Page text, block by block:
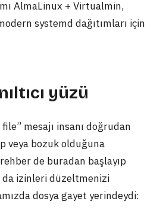
AlmaLinux + Virtualmin,
systemd dağıtımları için
yüzü
mesajı insanı doğrudan
veya bozuk olduğuna
de buradan başlayıp
da izinleri düzeltmenizi
dosya gayet yerindeydi: